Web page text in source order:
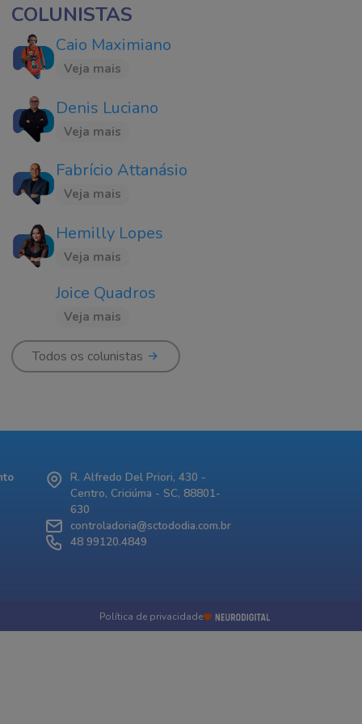
COLUNISTAS
Caio Maximiano
Veja mais
Denis Luciano
Veja mais
Fabrício Attanásio
Veja mais
Hemilly Lopes
Veja mais
Joice Quadros
Veja mais
Todos os colunistas
R. Alfredo Del Priori, 430 -
Centro, Criciúma - SC, 88801-
630
controladoria@sctododia.com.br
48 99120.4849
Política de privacidade